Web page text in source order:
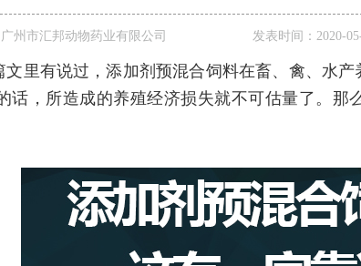
广州市汇邦动物药业有限公司 发表时间： 2020-
文里有说过，添加剂预混合饲料在畜、禽、水
话，所造成的养殖经济损失就不可估量了。那